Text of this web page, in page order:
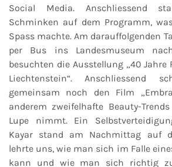
Social Media. Anschliessend
Schminken auf dem Programm,
Spass machte. Am darauffolgenden
per Bus ins Landesmuseum
besuchten die Ausstellung „40
Liechtenstein“. Anschliessend
gemeinsam noch den Film
anderem zweifelhafte Beauty-
Lupe nimmt. Ein
Kayar stand am Nachmittag auf
lehrte uns, wie man sich im Falle
kann und wie man sich richtig